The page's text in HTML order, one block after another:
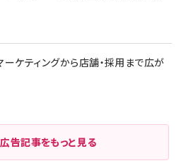
ーケティングから店舗・採用まで広が
告記事をもっと見る